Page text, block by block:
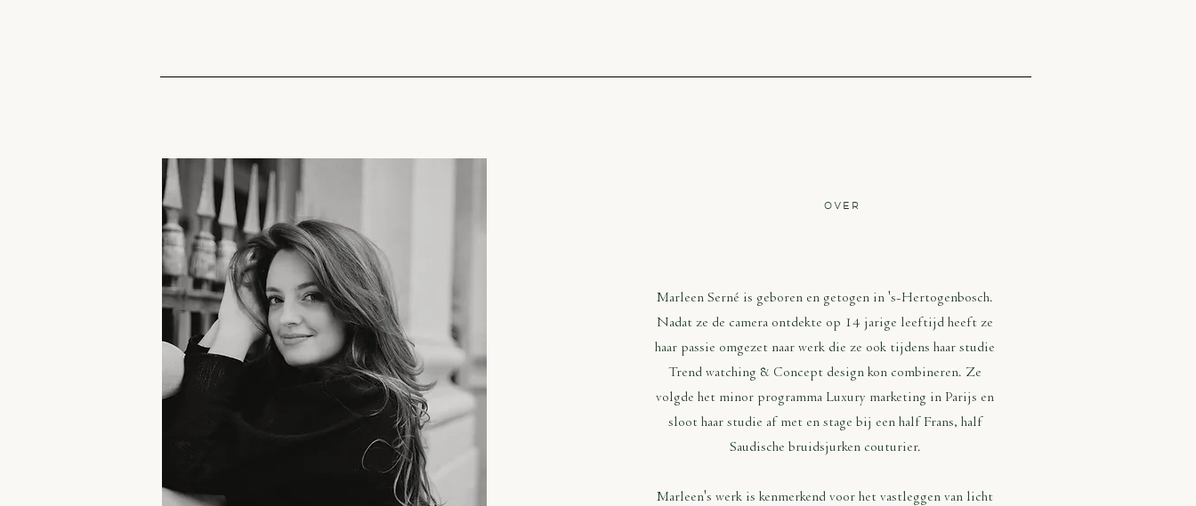
OVER
Marleen Serné is geboren en getogen in 's-Hertogenbosch.
Nadat ze de camera ontdekte op 14 jarige leeftijd heeft ze
haar passie omgezet naar werk die ze ook tijdens haar studie
Trend watching & Concept design kon combineren. Ze
volgde het minor programma Luxury marketing in Parijs en
sloot haar studie af met en stage bij een half Frans, half
Saudische bruidsjurken couturier.
Marleen's werk is kenmerkend voor het vastleggen van licht